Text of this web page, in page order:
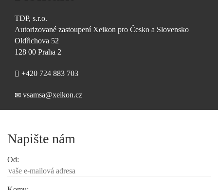
TDP, s.r.o.
Autorizované zastoupení Xeikon pro Česko a Slovensko
Oldřichova 52
128 00 Praha 2
+420 724 883 703
vsamsa@xeikon.cz
Napište nám
Od: